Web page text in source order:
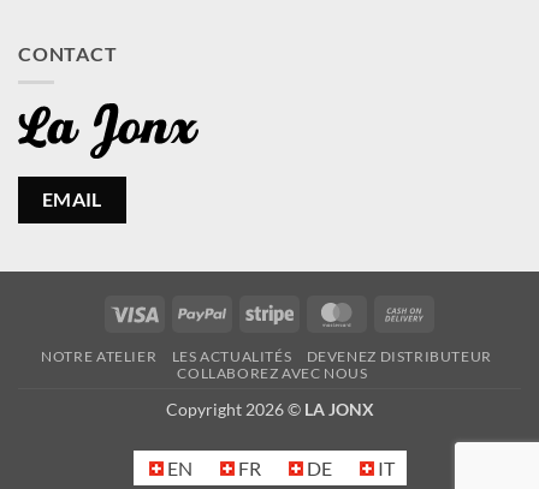
CONTACT
EMAIL
Visa PayPal Stripe MasterCard
Delivery
NOTRE ATELIER LES ACTUALITÉS
DEVENEZ DISTRIBUTEUR
COLLABOREZ AVEC NOUS
Copyright 2026 © LA JONX
EN FR DE IT